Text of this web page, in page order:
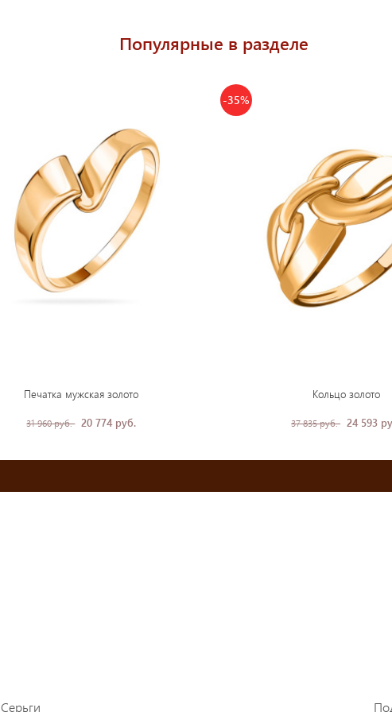
Популярные в разделе
Печатка мужская золото
31 960 руб. 20 774 руб.
-35%
Кольцо золото
37 835 руб. 24 593
Серьги